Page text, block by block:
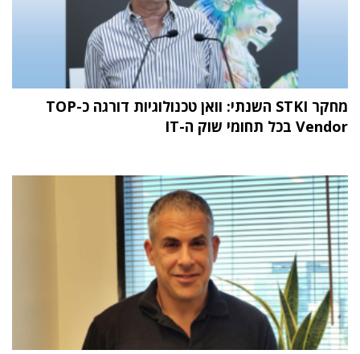
מחקר STKI השנתי: וואן טכנולוגיות דורגה כ-TOP
Vendor בכל תחומי שוק ה-IT